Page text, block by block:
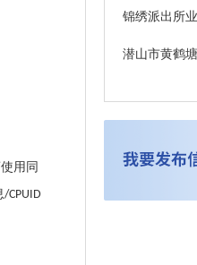
用同
/CPUID